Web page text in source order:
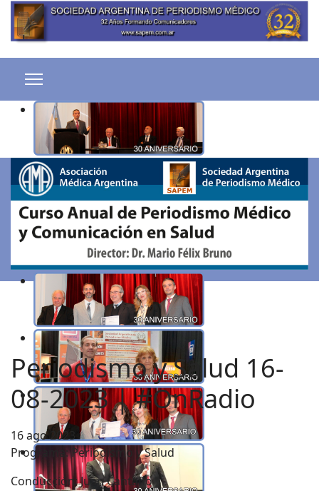
Periodismo y Salud 16-
08-2023 | #OnRadio
16 ago 2023
Programa: Periodismo y Salud
Conducción: Juan Cantafio